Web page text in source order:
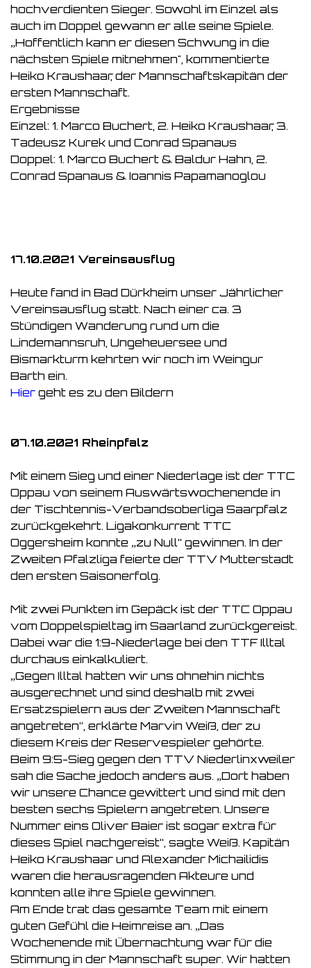
hochverdienten Sieger. Sowohl im Einzel als
auch im Doppel gewann er alle seine Spiele.
„Hoffentlich kann er diesen Schwung in die
nächsten Spiele mitnehmen", kommentierte
Heiko Kraushaar, der Mannschaftskapitän der
ersten Mannschaft.
Ergebnisse
Einzel: 1. Marco Buchert, 2. Heiko Kraushaar, 3.
Tadeusz Kurek und Conrad Spanaus
Doppel: 1. Marco Buchert & Baldur Hahn, 2.
Conrad Spanaus & Ioannis Papamanoglou
17.10.2021 Vereinsausflug
Heute fand in Bad Dürkheim unser Jährlicher
Vereinsausflug statt. Nach einer ca. 3
Stündigen Wanderung rund um die
Lindemannsruh, Ungeheuersee und
Bismarkturm kehrten wir noch im Weingur
Barth ein.
Hier geht es zu den Bildern
07.10.2021 Rheinpfalz
Mit einem Sieg und einer Niederlage ist der TTC
Oppau von seinem Auswärtswochenende in
der Tischtennis-Verbandsoberliga Saarpfalz
zurückgekehrt. Ligakonkurrent TTC
Oggersheim konnte „zu Null“ gewinnen. In der
Zweiten Pfalzliga feierte der TTV Mutterstadt
den ersten Saisonerfolg.
Mit zwei Punkten im Gepäck ist der TTC Oppau
vom Doppelspieltag im Saarland zurückgereist.
Dabei war die 1:9-Niederlage bei den TTF Illtal
durchaus einkalkuliert.
„Gegen Illtal hatten wir uns ohnehin nichts
ausgerechnet und sind deshalb mit zwei
Ersatzspielern aus der Zweiten Mannschaft
angetreten“, erklärte Marvin Weiß, der zu
diesem Kreis der Reservespieler gehörte.
Beim 9:5-Sieg gegen den TTV Niederlinxweiler
sah die Sache jedoch anders aus. „Dort haben
wir unsere Chance gewittert und sind mit den
besten sechs Spielern angetreten. Unsere
Nummer eins Oliver Baier ist sogar extra für
dieses Spiel nachgereist“, sagte Weiß. Kapitän
Heiko Kraushaar und Alexander Michailidis
waren die herausragenden Akteure und
konnten alle ihre Spiele gewinnen.
Am Ende trat das gesamte Team mit einem
guten Gefühl die Heimreise an. „Das
Wochenende mit Übernachtung war für die
Stimmung in der Mannschaft super. Wir hatten